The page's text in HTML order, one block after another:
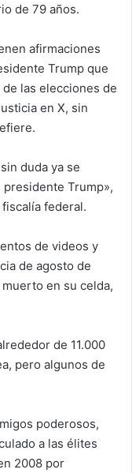
de 79 años.
afirmaciones
Trump que
las elecciones de
en X, sin
duda ya se
Trump»,
federal.
de videos y
de agosto de
en su celda,
de 11.000
pero algunos de
poderosos,
a las élites
2008 por